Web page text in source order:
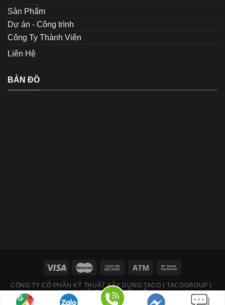
Sản Phẩm
Dự án - Công trình
Công Ty Thành Viên
Liên Hệ
BẢN ĐỒ
CÔNG TY CỔ PHẦN KỸ THUẬT XÂY DỰNG TACO ( TACOGROUP )
GIỚI THIỆU
LIÊN HỆ